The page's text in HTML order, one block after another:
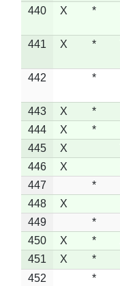
440
X *
441 X *
442
*
443
X *
444
X *
445
X
446
X
447
*
448
X
449
*
450
X *
451
X *
452
*